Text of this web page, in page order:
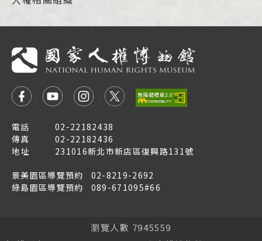
電話
02-22182438
傳真
02-22182436
地址
231016新北市新店區復興路131號
景美園區導覽預約
02-8219-2692
綠島園區導覽預約
089-671095#66
瀏覽人數 7945559